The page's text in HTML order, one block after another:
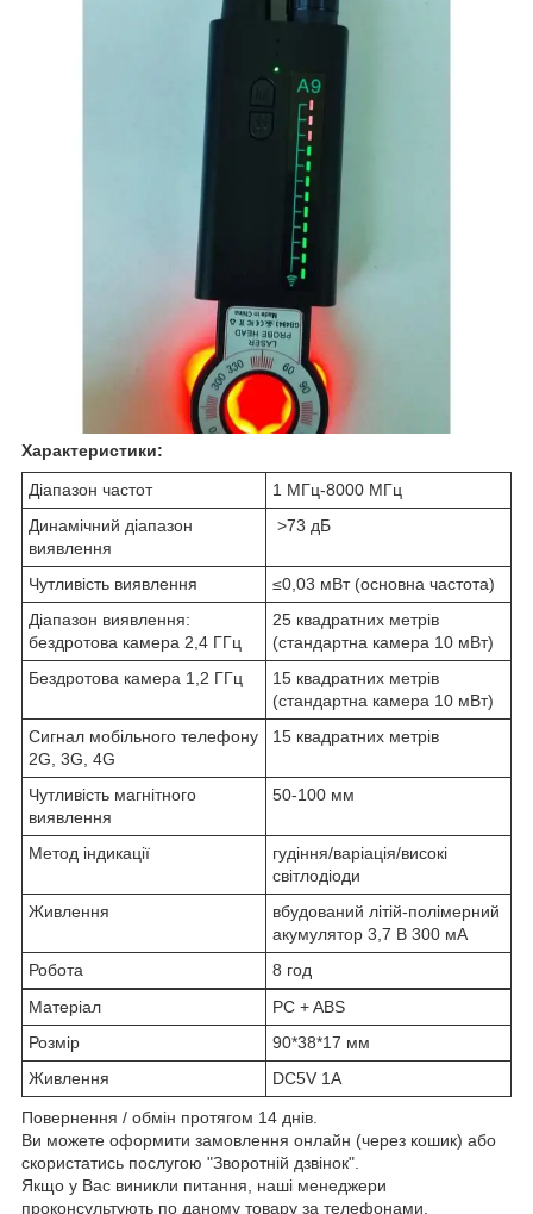
Характеристики:
Діапазон частот
1 МГц-8000 МГц
Динамічний діапазон
виявлення
>73 дБ
Чутливість виявлення
≤0,03 мВт (основна частота)
Діапазон виявлення:
бездротова камера 2,4 ГГц
25 квадратних метрів
(стандартна камера 10 мВт)
Бездротова камера 1,2 ГГц
15 квадратних метрів
(стандартна камера 10 мВт)
Сигнал мобільного телефону
2G, 3G, 4G
15 квадратних метрів
Чутливість магнітного
виявлення
50-100 мм
Метод індикації
гудіння/варіація/високі
світлодіоди
Живлення
вбудований літій-полімерний
акумулятор 3,7 В 300 мА
Робота
8 год
Матеріал
PC + ABS
Розмір
90*38*17 мм
Живлення
DC5V 1A
Повернення / обмін протягом 14 днів.
Ви можете оформити замовлення онлайн (через кошик) або
скористатись послугою "Зворотній дзвінок".
Якщо у Вас виникли питання, наші менеджери
проконсультують по даному товару за телефонами,